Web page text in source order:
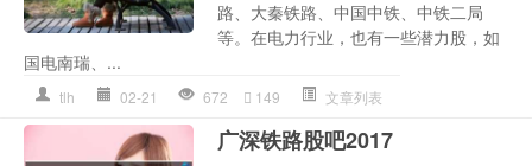
路、大秦铁路、中国中铁、中铁二局
等。在电力行业，也有一些潜力股，如
国电南瑞、...
tlh 02-21 672 149 文章列表
广深铁路股吧2017